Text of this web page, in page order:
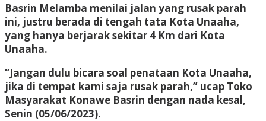
Basrin Melamba menilai jalan yang rusak parah
ini, justru berada di tengah tata Kota Unaaha,
yang hanya berjarak sekitar 4 Km dari Kota
Unaaha.
“Jangan dulu bicara soal penataan Kota Unaaha,
jika di tempat kami saja rusak parah,” ucap Toko
Masyarakat Konawe Basrin dengan nada kesal,
Senin (05/06/2023).